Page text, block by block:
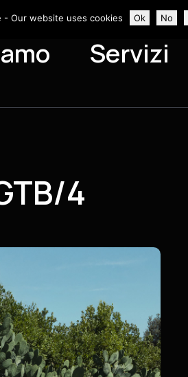
Servizi
4
Our website uses cookies Ok No